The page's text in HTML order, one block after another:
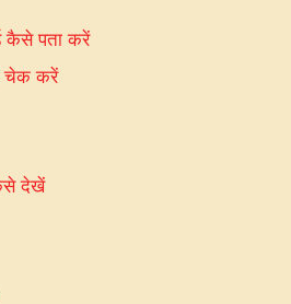
कैसे पता करें
चेक करें
देखें